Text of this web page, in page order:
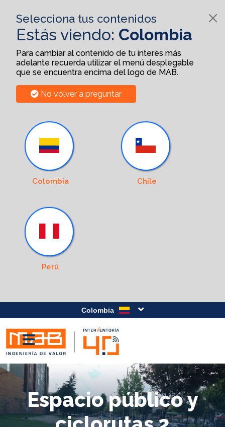
Selecciona tus contenidos
Estás viendo: Colombia
Para cambiar al contenido de tu interés más
adelante recuerda utilizar el menú desplegable
que se encuentra encima del logo de MAB.
No volver a preguntar
Colombia Chile
Perú
Colombia
Espacio público y